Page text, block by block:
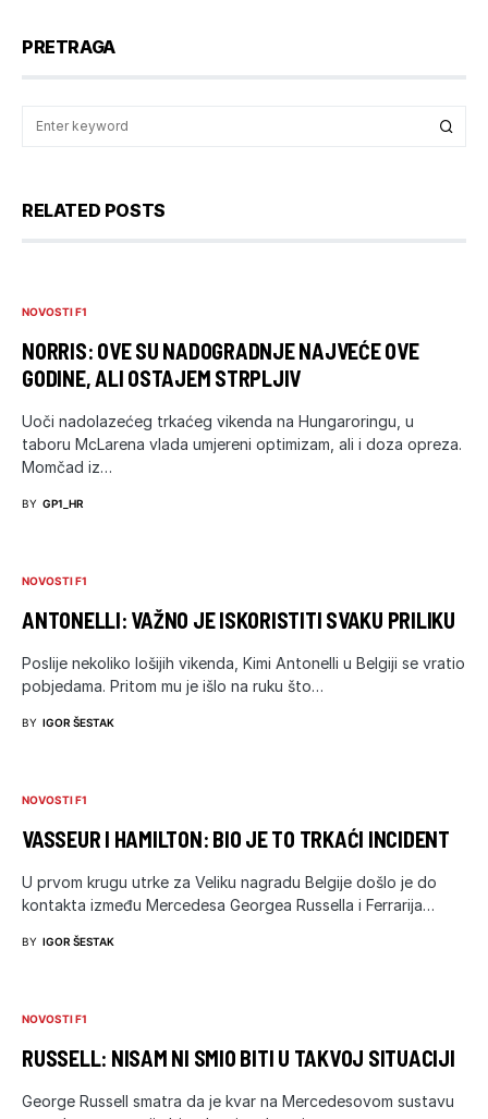
PRETRAGA
RELATED POSTS
NOVOSTI F1
NORRIS: OVE SU NADOGRADNJE NAJVEĆE OVE
GODINE, ALI OSTAJEM STRPLJIV
Uoči nadolazećeg trkaćeg vikenda na Hungaroringu, u
taboru McLarena vlada umjereni optimizam, ali i doza opreza.
Momčad iz…
BY GP1_HR
NOVOSTI F1
ANTONELLI: VAŽNO JE ISKORISTITI SVAKU PRILIKU
Poslije nekoliko lošijih vikenda, Kimi Antonelli u Belgiji se vratio
pobjedama. Pritom mu je išlo na ruku što…
BY IGOR ŠESTAK
NOVOSTI F1
VASSEUR I HAMILTON: BIO JE TO TRKAĆI INCIDENT
U prvom krugu utrke za Veliku nagradu Belgije došlo je do
kontakta između Mercedesa Georgea Russella i Ferrarija…
BY IGOR ŠESTAK
NOVOSTI F1
RUSSELL: NISAM NI SMIO BITI U TAKVOJ SITUACIJI
George Russell smatra da je kvar na Mercedesovom sustavu